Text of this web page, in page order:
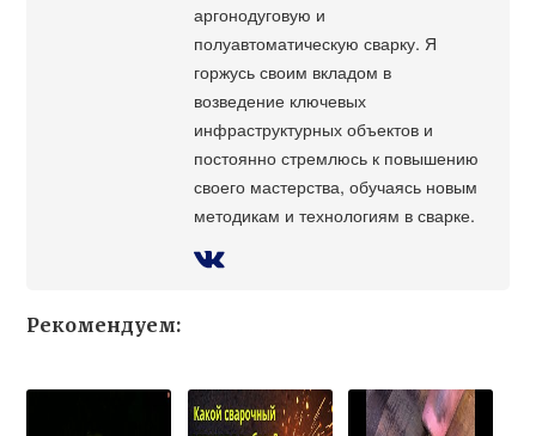
аргонодуговую и
полуавтоматическую сварку. Я
горжусь своим вкладом в
возведение ключевых
инфраструктурных объектов и
постоянно стремлюсь к повышению
своего мастерства, обучаясь новым
методикам и технологиям в сварке.
Рекомендуем: